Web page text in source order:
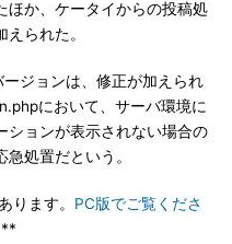
ほか、ケータイからの投稿処
られた。
ジョンは、修正が加えられ
において、サーバ環境に
ションが表示されない場合の
処置だという。
ります。 PC版でご覧くださ